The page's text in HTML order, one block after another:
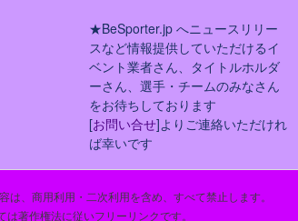
★BeSporter.jp へニュースリリー
スなど情報提供していただけるイ
ベント業者さん、タイトルホルダ
ーさん、選手・チームのみなさん
をお待ちしております
[お問い合せ]よりご連絡いただけれ
ば幸いです
は、商用利用・二次利用を含め、すべて禁止します。
は著作権法に従いフリーリンクです。